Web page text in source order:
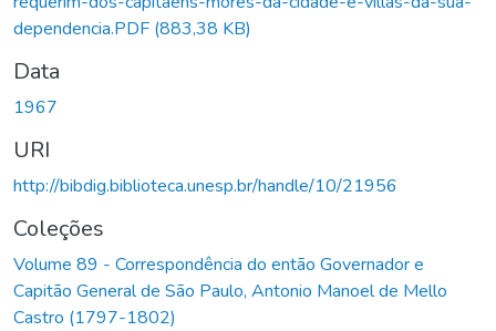
dependencia.PDF (883,38 KB)
Data
1967
URI
http://bibdig.biblioteca.unesp.br/handle/10/21956
Coleções
Volume 89 - Correspondência do então Governador e
Capitão General de São Paulo, Antonio Manoel de Mello
Castro (1797-1802)